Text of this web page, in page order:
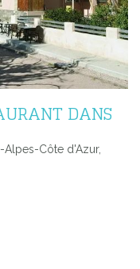
DANS
Alpes-Côte d'Azur,